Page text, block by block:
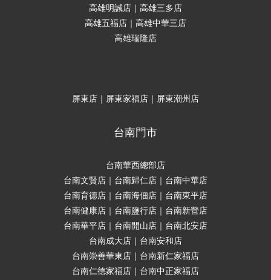
高雄明誠店｜高雄三多店
高雄五福店｜高雄中華三店
高雄瑞隆店
屏東店｜屏東家福店｜屏東潮州店
台南門市
台南華西總部店
台南文賢店｜台南歸仁店｜台南中華店
台南育德店｜台南海佃店｜台南東平店
台南健康店｜台南鹽行店｜台南新營店
台南華平店｜台南開山店｜台南北安店
台南成大店｜台南安和店
台南崇善華東店｜台南新仁家福店
台南仁德家福店｜台南中正家福店